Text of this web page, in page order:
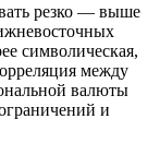
резко — выше
символическая,
между
валюты
и